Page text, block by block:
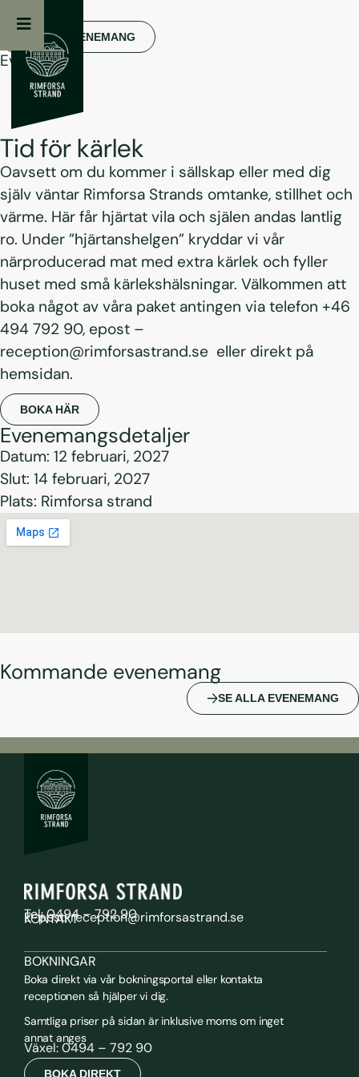
FLER EVENEMANG
Evenemang
Tid för kärlek
Oavsett om du kommer i sällskap eller med dig
själv väntar Rimforsa Strands omtanke, stillhet och
värme. Här får hjärtat vila och själen andas lantlig
ro. Under ”hjärtanshelgen” kryddar vi vår
närproducerad mat med extra kärlek och fyller
huset med små kärlekshälsningar. Välkommen att
boka något av våra paket antingen via telefon +46
494 792 90, epost –
reception@rimforsastrand.se eller direkt på
hemsidan.
BOKA HÄR
Evenemangsdetaljer
Datum: 12 februari, 2027
Slut: 14 februari, 2027
Plats: Rimforsa strand
Kommande evenemang
SE ALLA EVENEMANG
KONTAKT
Tel: 0494 – 792 90
E-post: reception@rimforsastrand.se
BOKNINGAR
Boka direkt via vår bokningsportal eller kontakta
receptionen så hjälper vi dig.
Samtliga priser på sidan är inklusive moms om inget
annat anges
Växel: 0494 – 792 90
BOKA DIREKT